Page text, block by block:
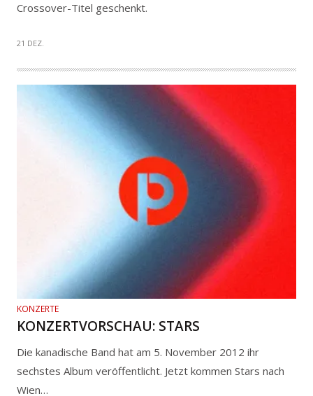
Crossover-Titel geschenkt.
21 DEZ.
KONZERTE
KONZERTVORSCHAU: STARS
Die kanadische Band hat am 5. November 2012 ihr
sechstes Album veröffentlicht. Jetzt kommen Stars nach
Wien…